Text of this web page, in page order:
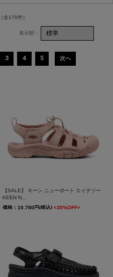
（全170件）
3 4 5 次へ
【SALE】 キーン ニューポート エイチツー
KEEN N...
価格：10,780円(税込)<30%OFF>